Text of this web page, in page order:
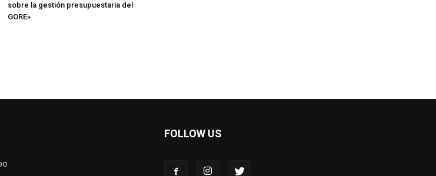
sobre la gestión presupuestaria del
GORE»
FOLLOW US